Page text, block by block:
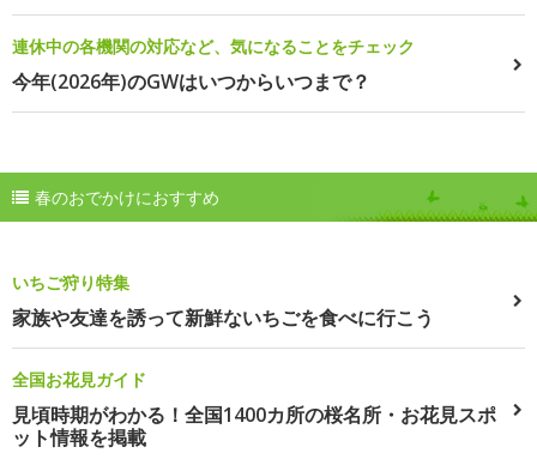
連休中の各機関の対応など、気になることをチェック
今年(2026年)のGWはいつからいつまで？
春のおでかけにおすすめ
いちご狩り特集
家族や友達を誘って新鮮ないちごを食べに行こう
全国お花見ガイド
見頃時期がわかる！全国1400カ所の桜名所・お花見スポ
ット情報を掲載